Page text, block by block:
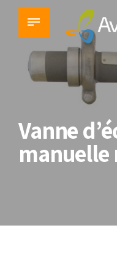
Vanne
manuelle